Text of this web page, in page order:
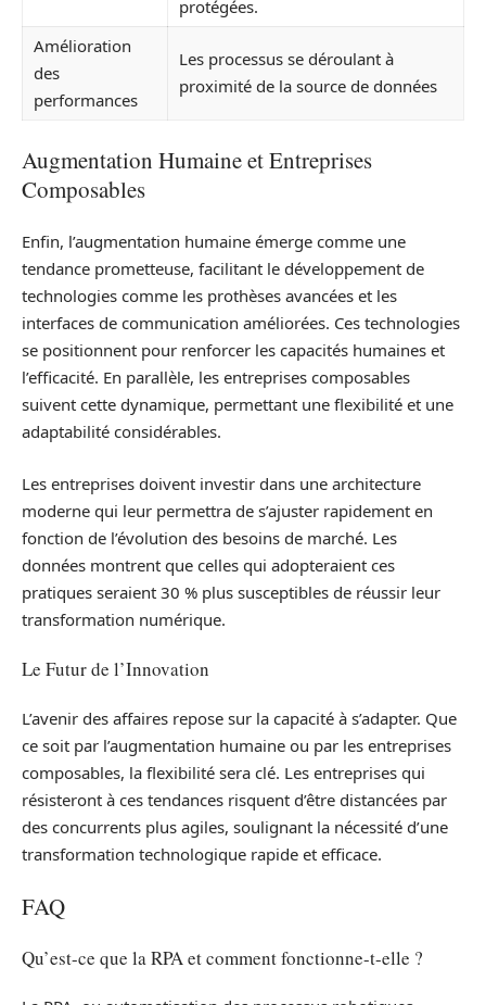
protégées.
Amélioration
des
performances
Les processus se déroulant à
proximité de la source de données
Augmentation Humaine et Entreprises
Composables
Enfin, l’augmentation humaine émerge comme une
tendance prometteuse, facilitant le développement de
technologies comme les prothèses avancées et les
interfaces de communication améliorées. Ces technologies
se positionnent pour renforcer les capacités humaines et
l’efficacité. En parallèle, les entreprises composables
suivent cette dynamique, permettant une flexibilité et une
adaptabilité considérables.
Les entreprises doivent investir dans une architecture
moderne qui leur permettra de s’ajuster rapidement en
fonction de l’évolution des besoins de marché. Les
données montrent que celles qui adopteraient ces
pratiques seraient 30 % plus susceptibles de réussir leur
transformation numérique.
Le Futur de l’Innovation
L’avenir des affaires repose sur la capacité à s’adapter. Que
ce soit par l’augmentation humaine ou par les entreprises
composables, la flexibilité sera clé. Les entreprises qui
résisteront à ces tendances risquent d’être distancées par
des concurrents plus agiles, soulignant la nécessité d’une
transformation technologique rapide et efficace.
FAQ
Qu’est-ce que la RPA et comment fonctionne-t-elle ?